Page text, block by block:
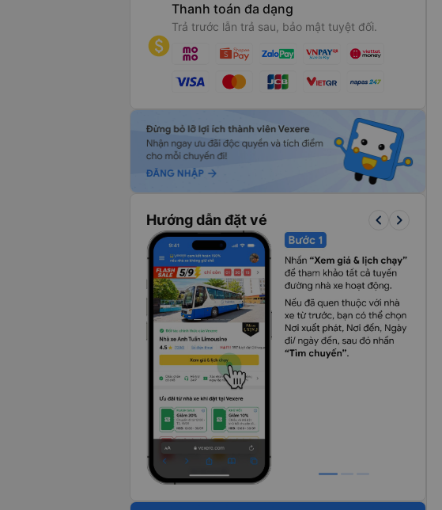
Thanh toán đa dạng
Trả trước lẫn trả sau, bảo mật tuyệt đối.
Hướng dẫn đặt vé keyboard_arrow_left keyboard_arrow_right